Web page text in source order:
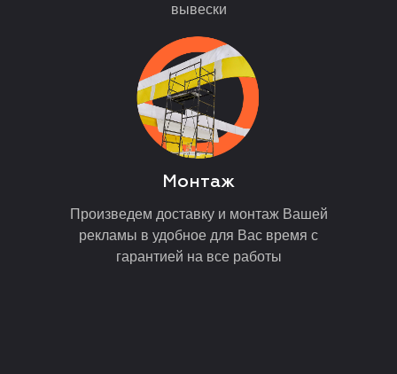
вывески
Произведем доставку и монтаж Вашей
рекламы в удобное для Вас время с
гарантией на все работы
Монтаж